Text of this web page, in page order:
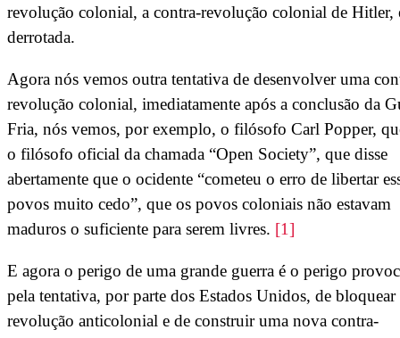
revolução colonial, a contra-revolução colonial de Hitler,
derrotada.
Agora nós vemos outra tentativa de desenvolver uma
revolução colonial, imediatamente após a conclusão da
Fria, nós vemos, por exemplo, o filósofo Carl Popper,
o filósofo oficial da chamada “Open Society”, que disse
abertamente que o ocidente “cometeu o erro de libertar
povos muito cedo”, que os povos coloniais não estavam
maduros o suficiente para serem livres. [1]
E agora o perigo de uma grande guerra é o perigo
pela tentativa, por parte dos Estados Unidos, de bloquear
revolução anticolonial e de construir uma nova contra-